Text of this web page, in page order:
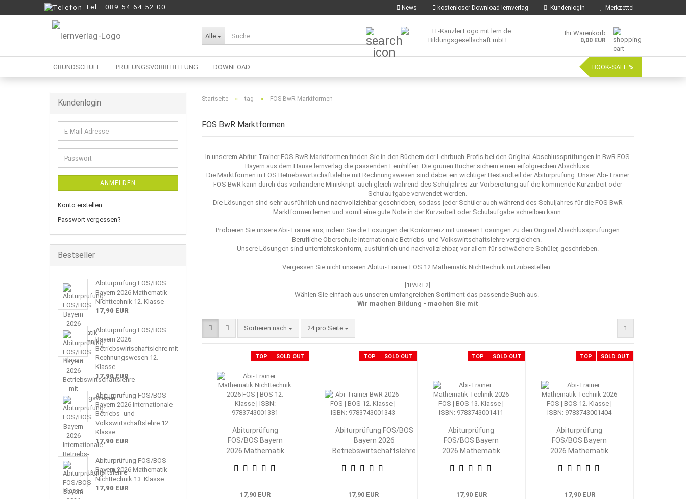
News kostenloser Download lernverlag Kundenlogin Merkzettel
Tel.: 089 54 64 52 00
Alle
Suche... Ihr Warenkorb
0,00 EUR
GRUNDSCHULE PRÜFUNGSVORBEREITUNG
Mittelschule
DOWNLOAD BOOK-SALE %
Startseite » tag » FOS BwR Marktformen
FOS BwR Marktformen
In unserem Abitur-Trainer FOS BwR Marktformen finden Sie in den Büchern der Lehrbuch-Profis bei den Original Abschlussprüfungen in BwR FOS
Bayern aus dem Hause lernverlag die passenden Lernhilfen. Die grünen Bücher sichern einen erfolgreichen Abschluss.
Die Marktformen in FOS Betriebswirtschaftslehre mit Rechnungswesen sind dabei ein wichtiger Bestandteil der Abiturprüfung. Unser Abi-Trainer
FOS BwR kann durch das vorhandene Miniskript auch gleich während des Schuljahres zur Vorbereitung auf die kommende Kurzarbeit oder
Schulaufgabe verwendet werden.
Die Lösungen sind sehr ausführlich und nachvollziehbar geschrieben, sodass jeder Schüler auch während des Schuljahres für die FOS BwR
Marktformen lernen und somit eine gute Note in der Kurzarbeit oder Schulaufgabe schreiben kann.
Probieren Sie unsere Abi-Trainer aus, indem Sie die Lösungen der Konkurrenz mit unseren Lösungen zu den Original Abschlussprüfungen
Berufliche Oberschule Internationale Betriebs- und Volkswirtschaftslehre vergleichen.
Unsere Lösungen sind unterrichtskonform, ausführlich und nachvollziehbar, vor allem für schwächere Schüler, geschrieben.
Vergessen Sie nicht unseren Abitur-Trainer FOS 12 Mathematik Nichttechnik mitzubestellen.
[1PART2]
Wählen Sie einfach aus unseren umfangreichen Sortiment das passende Buch aus.
Wir machen Bildung - machen Sie mit
Sortieren nach
Sortieren nach 24 pro Seite
pro Seite 1
TOP SOLD OUT
Abiturprüfung
FOS/BOS Bayern
2026 Mathematik
Klasse
17,90 EUR
TOP SOLD OUT
Abiturprüfung FOS/BOS
Bayern 2026
Betriebswirtschaftslehre
Klasse
17,90 EUR
TOP SOLD OUT
Abiturprüfung
FOS/BOS Bayern
2026 Mathematik
17,90 EUR
TOP SOLD OUT
Abiturprüfung
FOS/BOS Bayern
2026 Mathematik
17,90 EUR
Kundenlogin
E-
Mail-
Adresse
Passwort
ANMELDEN
Konto erstellen
Passwort vergessen?
Bestseller
Abiturprüfung FOS/BOS
Bayern 2026 Mathematik
Nichttechnik 12. Klasse
17,90 EUR
Abiturprüfung FOS/BOS
Bayern 2026
Betriebswirtschaftslehre mit
Rechnungswesen 12.
Klasse
17,90 EUR
Abiturprüfung FOS/BOS
Bayern 2026 Internationale
Betriebs- und
Volkswirtschaftslehre 12.
Klasse
17,90 EUR
Abiturprüfung FOS/BOS
Bayern 2026 Mathematik
Nichttechnik 13. Klasse
17,90 EUR